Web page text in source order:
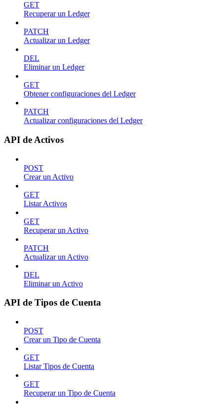
GET
Recuperar un Ledger
PATCH
Actualizar un Ledger
DEL
Eliminar un Ledger
GET
Obtener configuraciones del Ledger
PATCH
Actualizar configuraciones del Ledger
API de Activos
POST
Crear un Activo
GET
Listar Activos
GET
Recuperar un Activo
PATCH
Actualizar un Activo
DEL
Eliminar un Activo
API de Tipos de Cuenta
POST
Crear un Tipo de Cuenta
GET
Listar Tipos de Cuenta
GET
Recuperar un Tipo de Cuenta